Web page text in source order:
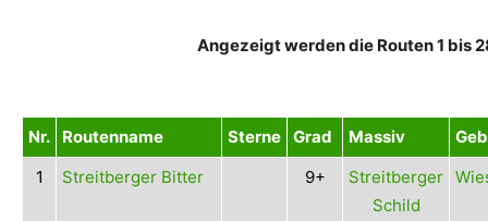
Angezeigt werden die Routen 1 bis
Nr. Routenname Sterne Grad Massiv
1
Streitberger Bitter 9+
Streitberger
Schild